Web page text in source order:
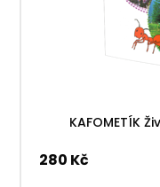
KAFOMETÍK
280 Kč